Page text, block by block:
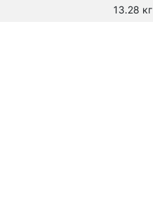
13.28 кг